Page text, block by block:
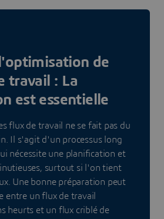
de
travail : La
est essentielle
flux de travail ne se fait pas du
Il s'agit d'un processus long
nécessite une planification et
surtout si l'on tient
Une bonne préparation peut
entre un flux de travail
heurts et un flux criblé de